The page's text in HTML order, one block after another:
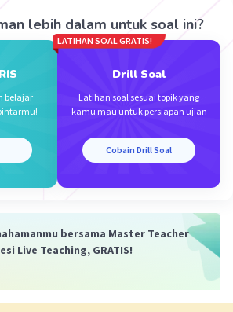
itu, modus dari data tersebut adalah nilai 80
16
lebih dalam untuk soal ini?
belajar
LATIHAN SOAL GRATIS!
Drill Soal
Latihan soal sesuai topik yang
kamu mau untuk persiapan ujian
Cobain Drill Soal
bersama Master Teacher
Live Teaching, GRATIS!